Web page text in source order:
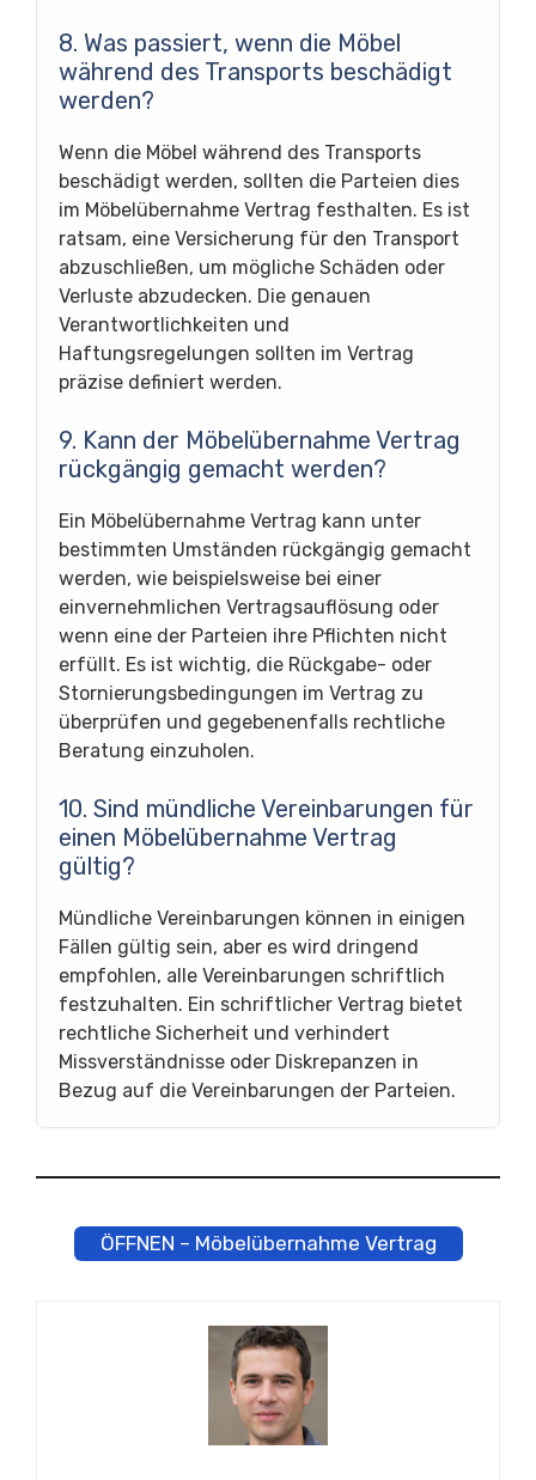
8. Was passiert, wenn die Möbel
während des Transports beschädigt
werden?
Wenn die Möbel während des Transports
beschädigt werden, sollten die Parteien dies
im Möbelübernahme Vertrag festhalten. Es ist
ratsam, eine Versicherung für den Transport
abzuschließen, um mögliche Schäden oder
Verluste abzudecken. Die genauen
Verantwortlichkeiten und
Haftungsregelungen sollten im Vertrag
präzise definiert werden.
9. Kann der Möbelübernahme Vertrag
rückgängig gemacht werden?
Ein Möbelübernahme Vertrag kann unter
bestimmten Umständen rückgängig gemacht
werden, wie beispielsweise bei einer
einvernehmlichen Vertragsauflösung oder
wenn eine der Parteien ihre Pflichten nicht
erfüllt. Es ist wichtig, die Rückgabe- oder
Stornierungsbedingungen im Vertrag zu
überprüfen und gegebenenfalls rechtliche
Beratung einzuholen.
10. Sind mündliche Vereinbarungen für
einen Möbelübernahme Vertrag
gültig?
Mündliche Vereinbarungen können in einigen
Fällen gültig sein, aber es wird dringend
empfohlen, alle Vereinbarungen schriftlich
festzuhalten. Ein schriftlicher Vertrag bietet
rechtliche Sicherheit und verhindert
Missverständnisse oder Diskrepanzen in
Bezug auf die Vereinbarungen der Parteien.
ÖFFNEN – Möbelübernahme Vertrag